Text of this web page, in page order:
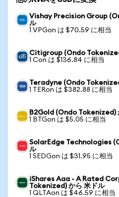
Vishay Precision Group
ル
1 VPGon は $70.59 に相当
Citigroup (Ondo
1 Con は $136.84 に相当
Teradyne (Ondo
1 TERon は $382.88 に相当
B2Gold (Ondo Tokenized)
1 BTGon は $5.05 に相当
SolarEdge Technologies
ル
1 SEDGon は $31.95 に相当
iShares Aaa - A Rated
Tokenized) から 米ドル
1 QLTAon は $46.59 に相当